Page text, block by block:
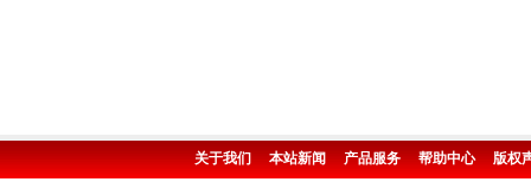
关于我们 本站新闻 产品服务 帮助中心 版权